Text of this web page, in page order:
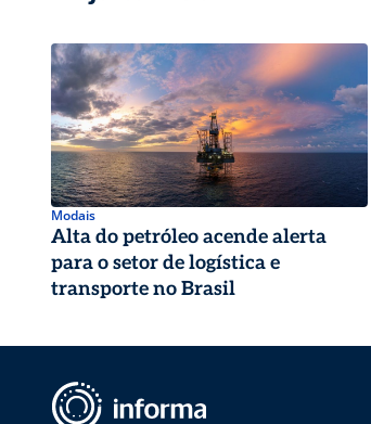
Modais
Alta do petróleo acende alerta
para o setor de logística e
transporte no Brasil